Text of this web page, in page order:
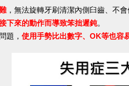
，無法旋轉牙刷清潔內側臼齒、不會
下來的動作而導致笨拙遲鈍。
題， 使用手勢比出數字、 OK等也容